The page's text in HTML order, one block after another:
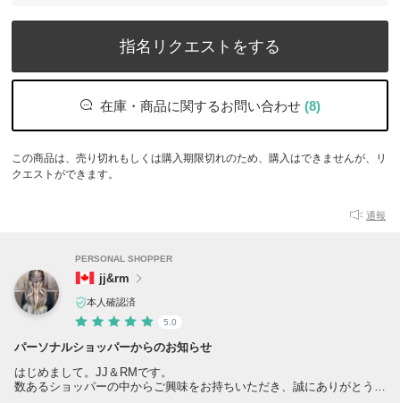
指名リクエストをする
在庫・商品に関するお問い合わせ (8)
この商品は、売り切れもしくは購入期限切れのため、購入はできませんが、リ
クエストができます。
通報
PERSONAL SHOPPER
jj&rm
本人確認済
5.0
パーソナルショッパーからのお知らせ
はじめまして。JJ＆RMです。
数あるショッパーの中からご興味をお持ちいただき、誠にありがとうご